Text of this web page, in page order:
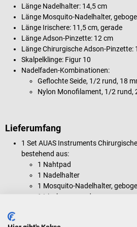
Länge Nadelhalter: 14,5 cm
Länge Mosquito-Nadelhalter,
Länge Irischere: 11,5 cm, gerade
Länge Adson-Pinzette: 12 cm
Länge Chirurgische Adson-Pinzette:
Skalpelklinge: Figur 10
Nadelfaden-Kombinationen:
Geflochte Seide, 1/2 rund, 18
Nylon Monofilament, 1/2 rund,
Lieferumfang
1 Set AUAS Instruments
bestehend aus:
1 Nahtpad
1 Nadelhalter
1 Mosquito-Nadelhalter,
1 Irischere, gerade